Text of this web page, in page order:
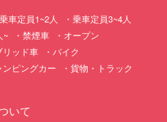
乗車定員1~2人
乗車定員3~4人
~ 禁煙車
オープン
リッド車
バイク
ンピングカー
貨物・トラック
いて